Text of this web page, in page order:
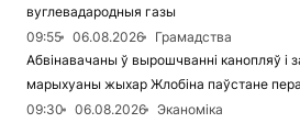
вуглевадародныя газы
09:55
06.08.2026
Грамадства
Абвінавачаны ў вырошчванні канопляў і
марыхуаны жыхар Жлобіна паўстане
09:30
06.08.2026
Эканоміка